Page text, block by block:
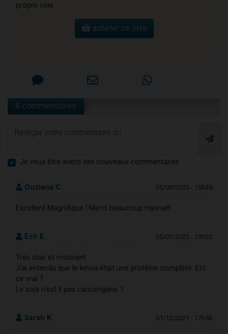
propre voie.
acheter ce livre
6 commentaires
Je veux être averti des nouveaux commentaires
Ouziana C. 05/09/2023 - 15h38
Excellent Magnifique ! Merci beaucoup Hanna!!!
Esh E. 05/01/2022 - 13h23
Très clair et motivant
J'ai entendu que le kinoa était une protéine complète. Est
ce vrai ?
Le soja n'est il pas cancérigène ?
Sarah K. 01/12/2021 - 17h56